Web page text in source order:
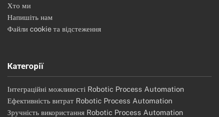
Хто ми
Напишіть нам
Файли cookie та відстеження
Категорії
Інтеграційні можливості Robotic Process Automation
Ефективність витрат Robotic Process Automation
Зручність використання Robotic Process Automation